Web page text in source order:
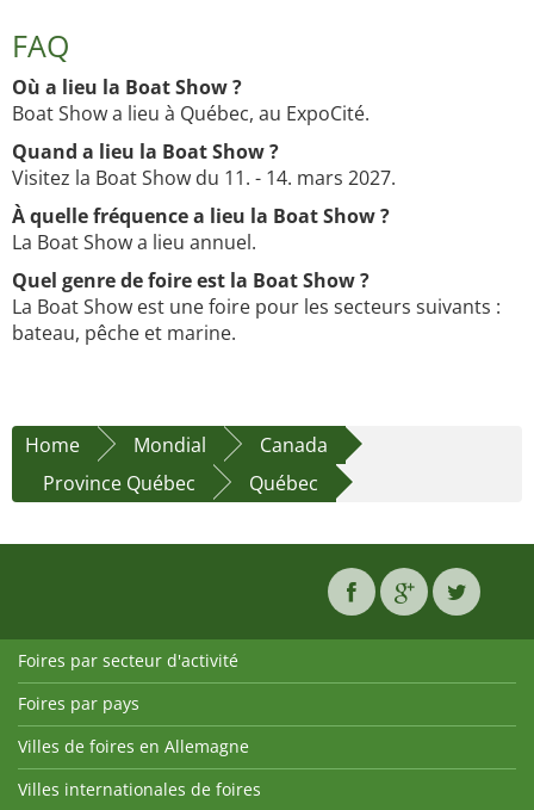
FAQ
Où a lieu la Boat Show ?
Boat Show a lieu à Québec, au ExpoCité.
Quand a lieu la Boat Show ?
Visitez la Boat Show du 11. - 14. mars 2027.
À quelle fréquence a lieu la Boat Show ?
La Boat Show a lieu annuel.
Quel genre de foire est la Boat Show ?
La Boat Show est une foire pour les secteurs suivants :
bateau, pêche et marine.
Home Mondial
Canada
Province Québec
Québec
Foires par secteur d'activité
Foires par pays
Villes de foires en Allemagne
Villes internationales de foires